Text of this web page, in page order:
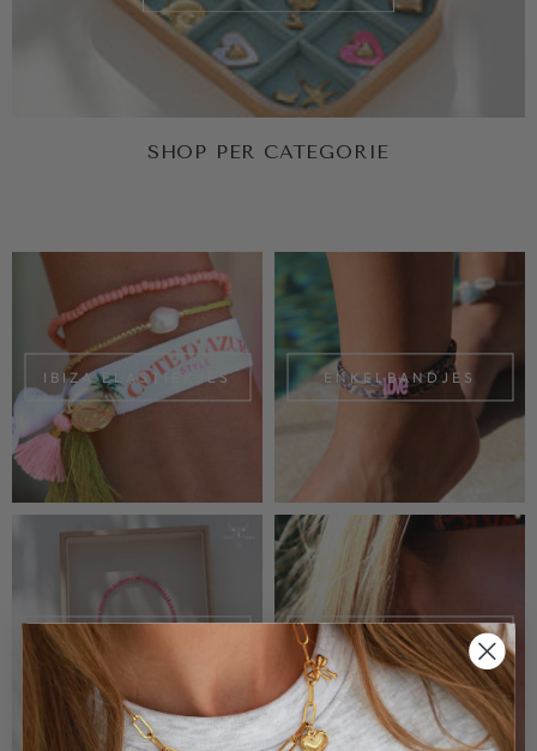
SHOP PER CATEGORIE
IBIZA ELASTIEKJES ENKELBANDJES
NECKLACES OORBELLEN